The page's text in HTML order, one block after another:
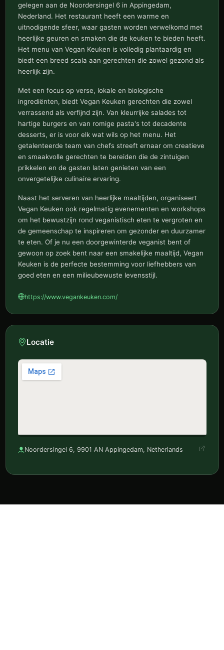
gelegen aan de Noordersingel 6 in Appingedam,
Nederland. Het restaurant heeft een warme en
uitnodigende sfeer, waar gasten worden verwelkomd met
heerlijke geuren en smaken die de keuken te bieden heeft.
Het menu van Vegan Keuken is volledig plantaardig en
biedt een breed scala aan gerechten die zowel gezond als
heerlijk zijn.
Met een focus op verse, lokale en biologische
ingrediënten, biedt Vegan Keuken gerechten die zowel
verrassend als verfijnd zijn. Van kleurrijke salades tot
hartige burgers en van romige pasta's tot decadente
desserts, er is voor elk wat wils op het menu. Het
getalenteerde team van chefs streeft ernaar om creatieve
en smaakvolle gerechten te bereiden die de zintuigen
prikkelen en de gasten laten genieten van een
onvergetelijke culinaire ervaring.
Naast het serveren van heerlijke maaltijden, organiseert
Vegan Keuken ook regelmatig evenementen en workshops
om het bewustzijn rond veganistisch eten te vergroten en
de gemeenschap te inspireren om gezonder en duurzamer
te eten. Of je nu een doorgewinterde veganist bent of
gewoon op zoek bent naar een smakelijke maaltijd, Vegan
Keuken is de perfecte bestemming voor liefhebbers van
goed eten en een milieubewuste levensstijl.
https://www.vegankeuken.com/
Locatie
Noordersingel 6, 9901 AN Appingedam, Netherlands